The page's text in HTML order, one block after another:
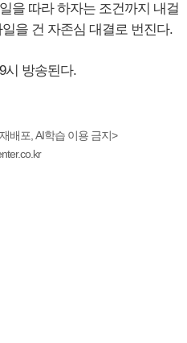
을 따라 하자는 조건까지 내걸
을 건 자존심 대결로 번진다.
시 방송된다.
배포, AI학습 이용 금지>